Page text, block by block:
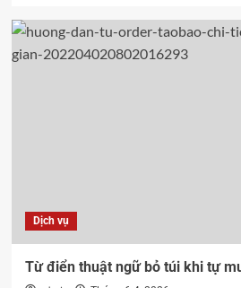
Dịch vụ
Từ điển thuật ngữ bỏ túi khi tự